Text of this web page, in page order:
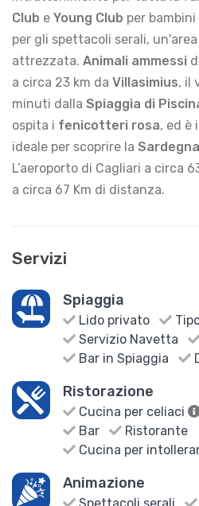
Club e Young Club per
per gli spettacoli serali, un'area
attrezzata. Animali ammessi
a circa 23 km da Villasimius, il
minuti dalla Spiaggia di
ospita i fenicotteri rosa, ed è
ideale per scoprire la
L’aeroporto di Cagliari a circa
a circa 67 Km di distanza.
Servizi
Spiaggia
Lido privato
Servizio Navetta
Bar in Spiaggia
Ristorazione
Cucina per celiaci
Bar
Ristorante
Cucina per
Animazione